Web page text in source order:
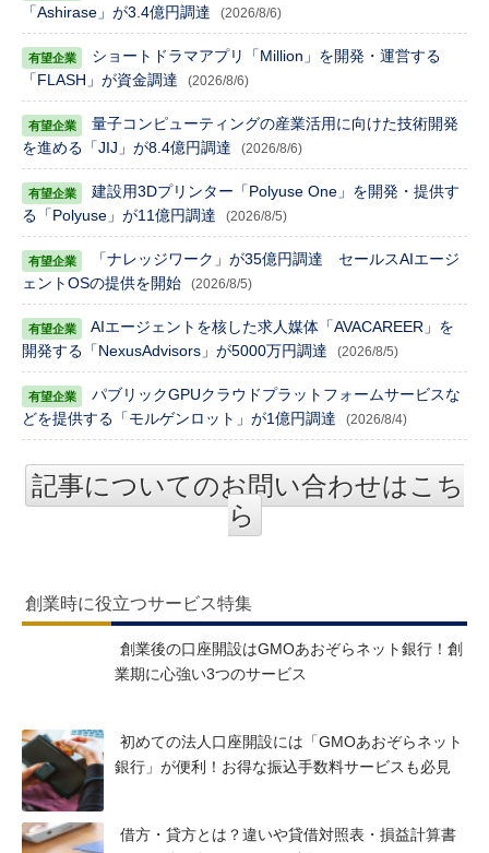
「Ashirase」が3.4億円調達
(2026/8/6)
ショートドラマアプリ「Million」を開発・運営する
「FLASH」が資金調達
(2026/8/6)
量子コンピューティングの産業活用に向けた技術開発
を進める「JIJ」が8.4億円調達
(2026/8/6)
建設用3Dプリンター「Polyuse One」を開発・提供す
る「Polyuse」が11億円調達
(2026/8/5)
「ナレッジワーク」が35億円調達 セールスAIエージ
ェントOSの提供を開始
(2026/8/5)
AIエージェントを核した求人媒体「AVACAREER」を
開発する「NexusAdvisors」が5000万円調達
(2026/8/5)
パブリックGPUクラウドプラットフォームサービスな
どを提供する「モルゲンロット」が1億円調達
(2026/8/4)
記事についてのお問い合わせはこち
ら
創業時に役立つサービス特集
創業後の口座開設はGMOあおぞらネット銀行！創
業期に心強い3つのサービス
初めての法人口座開設には「GMOあおぞらネット
銀行」が便利！お得な振込手数料サービスも必見
借方・貸方とは？違いや貸借対照表・損益計算書